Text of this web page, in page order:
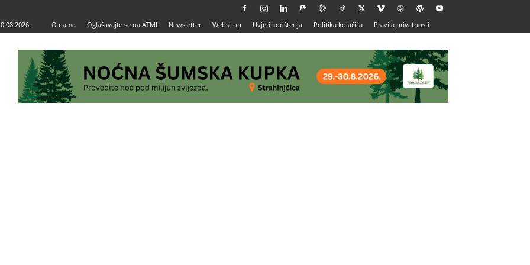
O nama Oglašavajte se na ATMI Newsletter Webshop Uvjeti korištenja Politika kolačića Pravila privatnosti